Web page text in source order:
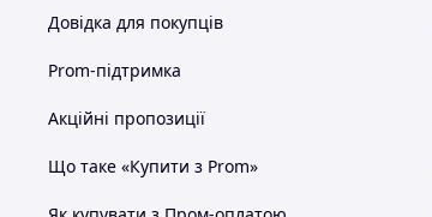
Довідка для покупців
Prom-підтримка
Акційні пропозиції
Що таке «Купити з Prom»